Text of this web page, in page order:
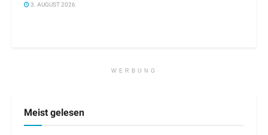
3. AUGUST 2026
WERBUNG
Meist gelesen